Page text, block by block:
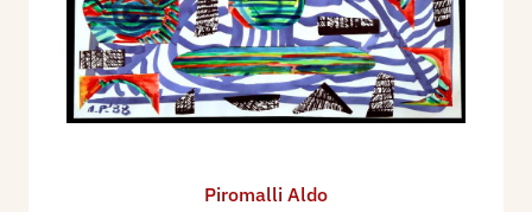
Piromalli Aldo